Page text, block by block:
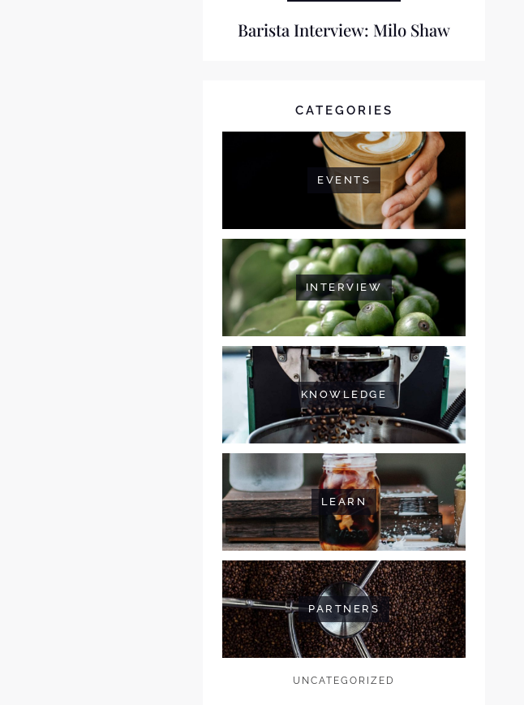
Barista Interview: Milo Shaw
CATEGORIES
EVENTS
INTERVIEW
KNOWLEDGE
LEARN
PARTNERS
UNCATEGORIZED